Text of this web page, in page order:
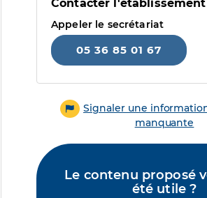
Contacter l'établissement
Appeler le secrétariat
05 36 85 01 67
Signaler une
manquante
Le contenu proposé
été utile ?